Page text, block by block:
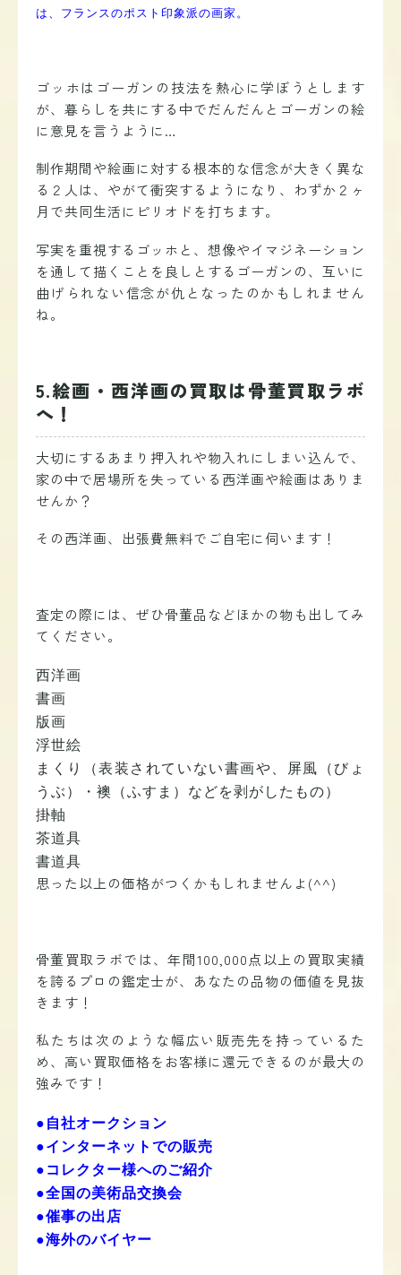
は、フランスのポスト印象派の画家。
ゴッホはゴーガンの技法を熱心に学ぼうとします
が、 暮らしを共にする中でだんだんとゴーガンの絵
に意見を言うように…
制作期間や絵画に対する根本的な信念が大きく異な
る２人は、やがて衝突するようになり、わずか２ヶ
月で共同生活にピリオドを打ちます。
写実を重視するゴッホと、想像やイマジネーション
を通して描くことを良しとするゴーガンの、互いに
曲げられない信念が仇となったのかもしれません
ね。
5.絵画・西洋画の買取は骨董買取ラボ
へ！
大切にするあまり押入れや物入れにしまい込んで、
家の中で居場所を失っている西洋画や絵画はありま
せんか？
その西洋画、出張費無料でご自宅に伺います！
査定の際には、ぜひ骨董品などほかの物も出してみ
てください。
西洋画
書画
版画
浮世絵
まくり（表装されていない書画や、屏風（びょ
うぶ）・襖（ふすま）などを剥がしたもの）
掛軸
茶道具
書道具
思った以上の価格がつくかもしれませんよ(^^)
骨董買取ラボでは、年間100,000点以上の買取実績
を誇るプロの鑑定士が、あなたの品物の価値を見抜
きます！
私たちは次のような幅広い販売先を持っているた
め、高い買取価格をお客様に還元できるのが最大の
強みです！
●自社オークション
●インターネットでの販売
●コレクター様へのご紹介
●全国の美術品交換会
●催事の出店
●海外のバイヤー